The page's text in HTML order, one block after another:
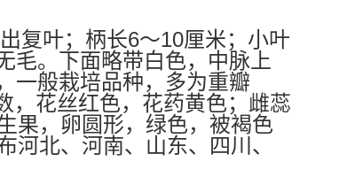
出复叶；柄长6～10厘米；小叶
毛。下面略带白色，中脉上
一般栽培品种，多为重瓣
，花丝红色，花药黄色；雌蕊
果，卵圆形，绿色，被褐色
河北、河南、山东、四川、